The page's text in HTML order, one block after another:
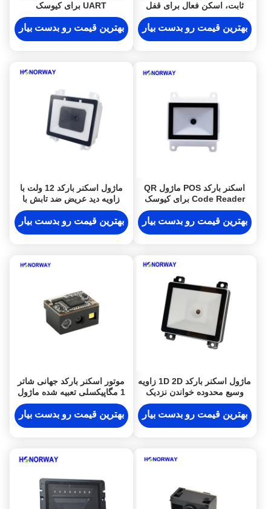
ثابت، اسکن فعال برای قفل
درب هوشمند
بهترین قیمت رو بدست بیار
UART برای کیوسک
بهترین قیمت رو بدست بیار
اسکنر بارکد POS ماژول QR
Code Reader برای کیوسک
های خودپرداز / ترمینال های
پرداخت
بهترین قیمت رو بدست بیار
ماژول اسکنر بارکد 12 ولت با
زاویه دید عریض ضد تابش با
رابط Wiegand RS485
بهترین قیمت رو بدست بیار
ماژول اسکنر بارکد 1D 2D زاویه
وسیع محدوده خواندن نزدیک
برای کنترل دسترسی کیوسک
بهترین قیمت رو بدست بیار
موتور اسکنر بارکد جهانی شاتر
1 مگاپیکسلی تعبیه شده ماژول
خواننده بارکد 1D 2D QR
بهترین قیمت رو بدست بیار